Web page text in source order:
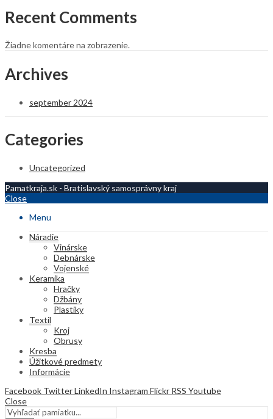
Recent Comments
Žiadne komentáre na zobrazenie.
Archives
september 2024
Categories
Uncategorized
Pamatkraja.sk - Bratislavský samosprávny kraj
Close
Menu
Náradie
Vinárske
Debnárske
Vojenské
Keramika
Hračky
Džbány
Plastiky
Textil
Kroj
Obrusy
Kresba
Úžitkové predmety
Informácie
Facebook TwitterLinkedIn Instagram Flickr RSS Youtube
Close